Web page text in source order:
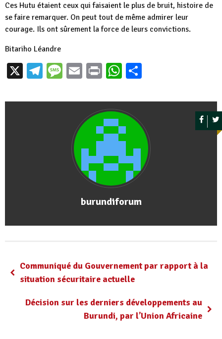
Ces Hutu étaient ceux qui faisaient le plus de bruit, histoire de
se faire remarquer. On peut tout de même admirer leur
courage. Ils ont sûrement la force de leurs convictions.
Bitariho Léandre
X Telegram
Message
EmailPrintWhatsApp
burundiforum
Communiqué du Gouvernement par rapport à la
situation sécuritaire actuelle
Décision sur les derniers développements au
Burundi, par l’Union Africaine